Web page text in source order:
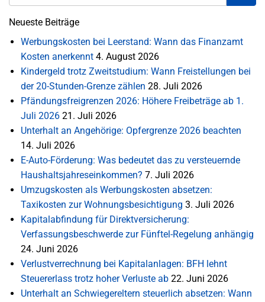
Neueste Beiträge
Werbungskosten bei Leerstand: Wann das Finanzamt
Kosten anerkennt 4. August 2026
Kindergeld trotz Zweitstudium: Wann Freistellungen bei
der 20-Stunden-Grenze zählen 28. Juli 2026
Pfändungsfreigrenzen 2026: Höhere Freibeträge ab 1.
Juli 2026 21. Juli 2026
Unterhalt an Angehörige: Opfergrenze 2026 beachten
14. Juli 2026
E-Auto-Förderung: Was bedeutet das zu versteuernde
Haushaltsjahreseinkommen? 7. Juli 2026
Umzugskosten als Werbungskosten absetzen:
Taxikosten zur Wohnungsbesichtigung 3. Juli 2026
Kapitalabfindung für Direktversicherung:
Verfassungsbeschwerde zur Fünftel-Regelung anhängig
24. Juni 2026
Verlustverrechnung bei Kapitalanlagen: BFH lehnt
Steuererlass trotz hoher Verluste ab 22. Juni 2026
Unterhalt an Schwiegereltern steuerlich absetzen: Wann